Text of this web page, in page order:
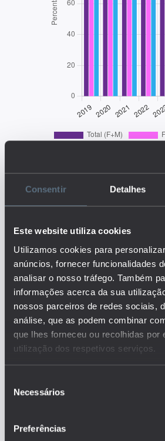
Consentir Detalhes
Este website utiliza cookies
Utilizamos cookies para
anúncios, fornecer funcionalidades
analisar o nosso tráfego. Também
informações acerca da sua
nossos parceiros de redes sociais,
análise, que as podem combinar
que lhes forneceu ou recolhidas por
utilização dos respetivos serviços.
Necessários
Preferências
proporção de população
empregada a tempo
escolaridade mais elevado, sexo
avaliar sobre a existência de
diferenças na qualidade do
emprego por nível de
escolaridade e sexo.
Este é um dos indicadores
conjunto que responde às
questões:
Que relação existe entre a
(características) no(do)
educação, o género ou a origem
socioeconómica e cultural
emprego?